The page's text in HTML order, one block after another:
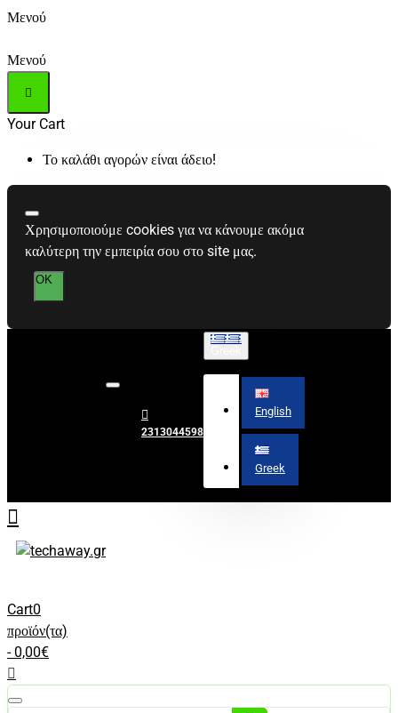
Μενού
Μενού
Your Cart
Το καλάθι αγορών είναι άδειο!
Χρησιμοποιούμε cookies για να κάνουμε ακόμα
καλύτερη την εμπειρία σου στο site μας.
OK
2313044598
English
Greek
Cart0
προϊόν(τα)
- 0,00€